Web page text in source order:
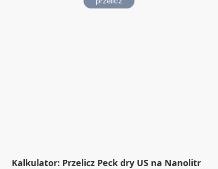
Kalkulator: Przelicz Peck dry US na Nanolitr